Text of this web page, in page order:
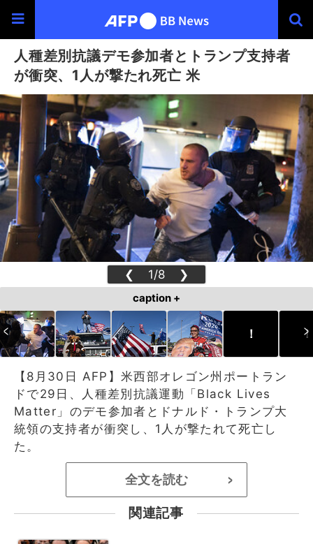
人種差別抗議デモ参加者とトランプ支持者
が衝突、1人が撃たれ死亡 米
❮ 1/8 ❯
caption +
！ ！
【8月30日 AFP】米西部オレゴン州ポートラン
ドで29日、人種差別抗議運動「Black Lives
Matter」のデモ参加者とドナルド・トランプ大
統領の支持者が衝突し、1人が撃たれて死亡し
た。
全文を読む >
関連記事